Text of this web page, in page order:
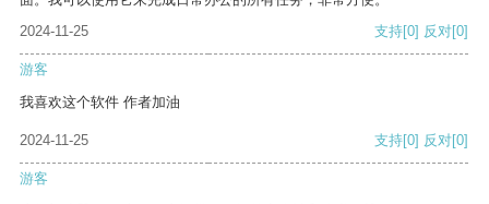
2024-11-25
支持[0] 反对[0]
游客
我喜欢这个软件 作者加油
2024-11-25 支持[0] 反对[0]
游客